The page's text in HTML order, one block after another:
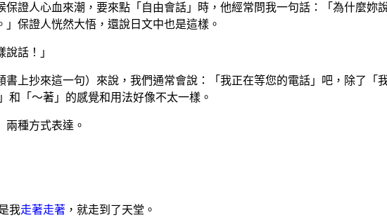
證人心血來潮，要來點「自由會話」時，他經常問我一句話：「為什麼妳
保證人恍然大悟，還說日文中也是這樣。
話！」
上抄來這一句）來說，我們通常會說：「我正在等您的電話」吧，除了「
和「～著」的感覺和用法好像不太一樣。
種方式表達。
我走著走著 ，就走到了天堂。